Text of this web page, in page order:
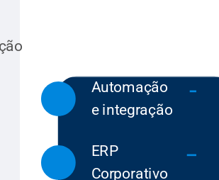
Automação
e integração
ERP
Corporativo